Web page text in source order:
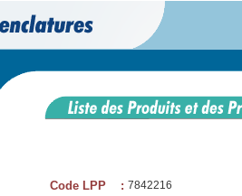
Code LPP : 7842216